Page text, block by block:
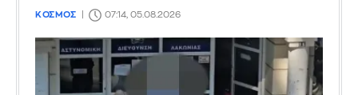
ΚΟΣΜΟΣ 07:14, 05.08.2026